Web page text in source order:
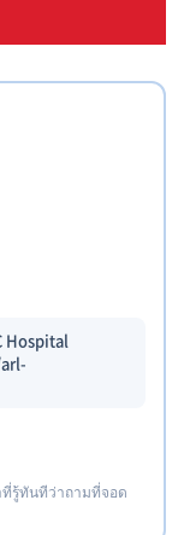
Hospital
รู้ทันทีว่าถามที่จอด